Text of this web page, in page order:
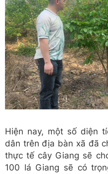
Hiện nay, một số diện
dân trên địa bàn xã đã
thực tế cây Giang sẽ
100 lá Giang sẽ có